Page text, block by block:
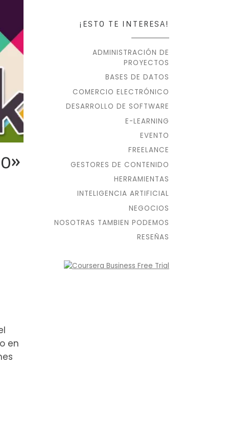
en
¡ESTO TE INTERESA!
ADMINISTRACIÓN DE
PROYECTOS
BASES DE DATOS
COMERCIO ELECTRÓNICO
DESARROLLO DE SOFTWARE
E-LEARNING
EVENTO
FREELANCE
GESTORES DE CONTENIDO
HERRAMIENTAS
INTELIGENCIA ARTIFICIAL
NEGOCIOS
NOSOTRAS TAMBIEN PODEMOS
RESEÑAS